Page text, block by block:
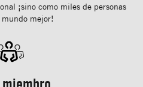
¡sino como miles de personas
mejor!